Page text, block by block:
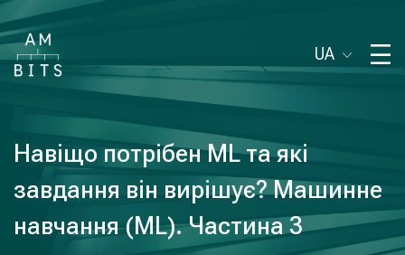
UA
Навіщо потрібен ML та які
завдання він вирішує? Машинне
навчання (ML). Частина 3